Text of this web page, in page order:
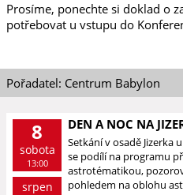
Prosíme, ponechte si doklad o
potřebovat u vstupu do
Pořadatel: Centrum Babylon
8
sobota
13:00
srpen
DEN A NOC NA
Setkání v osadě Jizerka
se podílí na programu
astrotématikou,
pohledem na oblohu